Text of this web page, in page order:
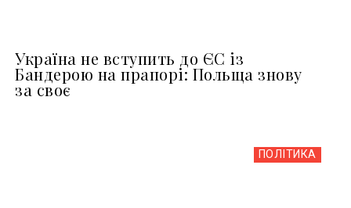
Україна не вступить до ЄС із
Бандерою на прапорі: Польща знову
за своє
ПОЛІТИКА